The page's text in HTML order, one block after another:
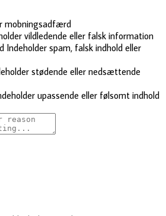
mobningsadfærd
vildledende eller falsk information
Indeholder spam, falsk indhold eller
stødende eller nedsættende
upassende eller følsomt indhold